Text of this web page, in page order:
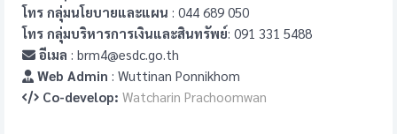
โทร กลุ่มนโยบายและแผน : 044 689 050
โทร กลุ่มบริหารการเงินและสินทรัพย์: 091 331 5488
อีเมล : brm4@esdc.go.th
Web Admin : Wuttinan Ponnikhom
Co-develop: Watcharin Prachoomwan